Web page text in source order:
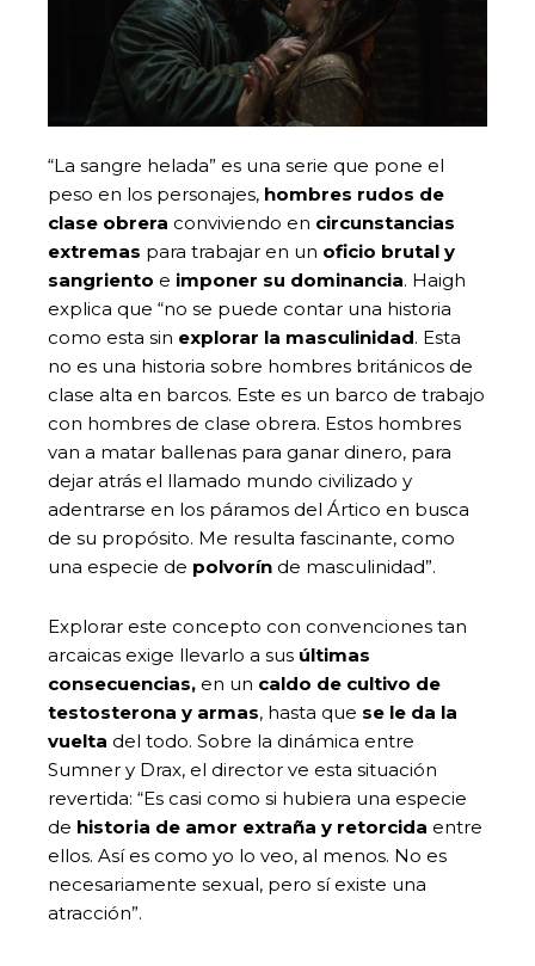
“La sangre helada” es una serie que pone el
peso en los personajes, hombres rudos de
clase obrera conviviendo en circunstancias
extremas para trabajar en un oficio brutal y
sangriento e imponer su dominancia. Haigh
explica que “no se puede contar una historia
como esta sin explorar la masculinidad. Esta
no es una historia sobre hombres británicos de
clase alta en barcos. Este es un barco de trabajo
con hombres de clase obrera. Estos hombres
van a matar ballenas para ganar dinero, para
dejar atrás el llamado mundo civilizado y
adentrarse en los páramos del Ártico en busca
de su propósito. Me resulta fascinante, como
una especie de polvorín de masculinidad”.
Explorar este concepto con convenciones tan
arcaicas exige llevarlo a sus últimas
consecuencias, en un caldo de cultivo de
testosterona y armas, hasta que se le da la
vuelta del todo. Sobre la dinámica entre
Sumner y Drax, el director ve esta situación
revertida: “Es casi como si hubiera una especie
de historia de amor extraña y retorcida entre
ellos. Así es como yo lo veo, al menos. No es
necesariamente sexual, pero sí existe una
atracción”.